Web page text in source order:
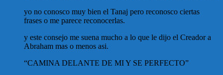
yo no conosco muy bien el Tanaj pero reconosco ciertas
frases o me parece reconocerlas.
y este consejo me suena mucho a lo que le dijo el Creador a
Abraham mas o menos asi.
“CAMINA DELANTE DE MI Y SE PERFECTO”